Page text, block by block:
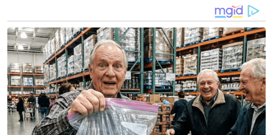
Jelasnya, kali terakhir bertemu arwah pada
Hari Raya Aidilfitri tahun lalu ketika dibawa ibu